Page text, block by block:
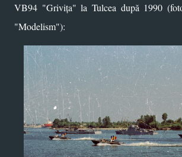
VB94 "Grivița" la Tulcea după 1990
"Modelism"):